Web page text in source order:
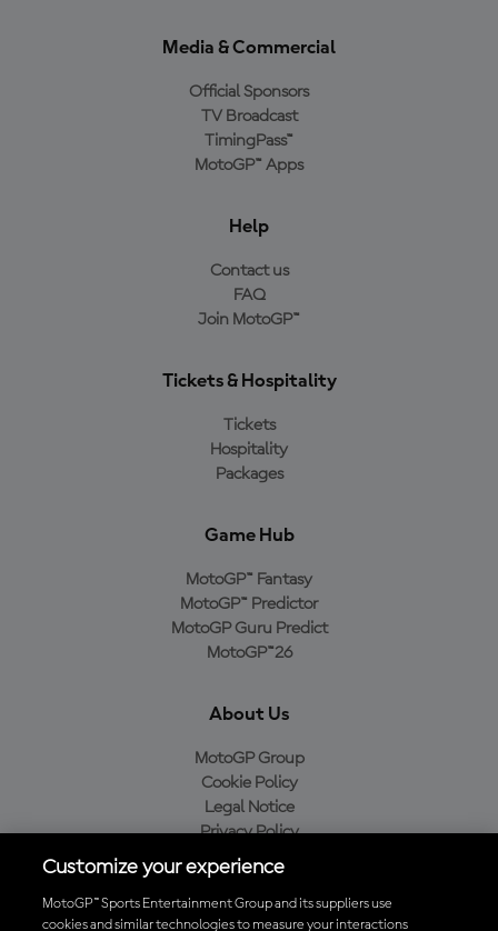
Media & Commercial
Official Sponsors
TV Broadcast
TimingPass™
MotoGP™ Apps
Help
Contact us
FAQ
Join MotoGP™
Tickets & Hospitality
Tickets
Hospitality
Packages
Game Hub
MotoGP™ Fantasy
MotoGP™ Predictor
MotoGP Guru Predict
MotoGP™26
About Us
MotoGP Group
Cookie Policy
Legal Notice
Privacy Policy
Purchase Policy
Customize your experience
MotoGP™ Sports Entertainment Group and its suppliers use
cookies and similar technologies to measure your interactions